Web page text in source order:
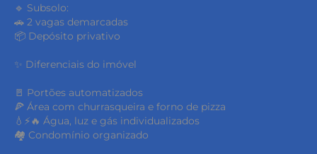
🔹 Subsolo:
🚗 2 vagas demarcadas
📦 Depósito privativo
✨ Diferenciais do imóvel
🚪 Portões automatizados
🍕 Área com churrasqueira e forno de pizza
💧⚡🔥 Água, luz e gás individualizados
🏘️ Condomínio organizado